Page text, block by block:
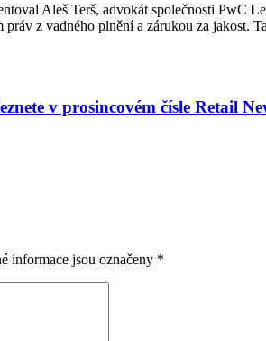
Aleš Terš, advokát společnosti PwC
z vadného plnění a zárukou za
v prosincovém čísle Retail
informace jsou označeny *